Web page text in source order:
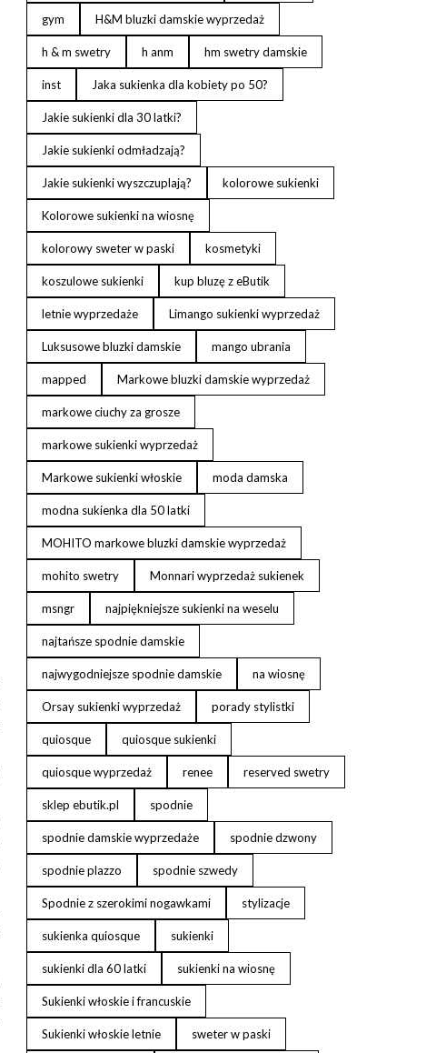
gym H&M bluzki damskie wyprzedaż
h & m swetry h anm hm swetry damskie
inst Jaka sukienka dla kobiety po 50?
Jakie sukienki dla 30 latki?
Jakie sukienki odmładzają?
Jakie sukienki wyszczuplają? kolorowe sukienki
Kolorowe sukienki na wiosnę
kolorowy sweter w paski kosmetyki
koszulowe sukienki kup bluzę z eButik
letnie wyprzedaże Limango sukienki wyprzedaż
Luksusowe bluzki damskie mango ubrania
mapped Markowe bluzki damskie wyprzedaż
markowe ciuchy za grosze
markowe sukienki wyprzedaż
Markowe sukienki włoskie moda damska
modna sukienka dla 50 latki
MOHITO markowe bluzki damskie wyprzedaż
mohito swetry Monnari wyprzedaż sukienek
msngr najpiękniejsze sukienki na weselu
najtańsze spodnie damskie
najwygodniejsze spodnie damskie na wiosnę
Orsay sukienki wyprzedaż porady stylistki
quiosque quiosque sukienki
quiosque wyprzedaż renee reserved swetry
sklep ebutik.pl spodnie
spodnie damskie wyprzedaże spodnie dzwony
spodnie plazzo spodnie szwedy
Spodnie z szerokimi nogawkami stylizacje
sukienka quiosque sukienki
sukienki dla 60 latki sukienki na wiosnę
Sukienki włoskie i francuskie
Sukienki włoskie letnie sweter w paski